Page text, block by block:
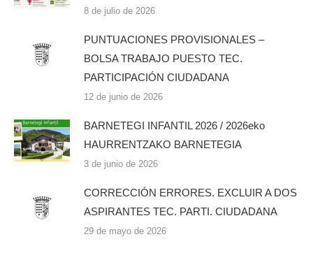
8 de julio de 2026
PUNTUACIONES PROVISIONALES –
BOLSA TRABAJO PUESTO TEC.
PARTICIPACIÓN CIUDADANA
12 de junio de 2026
BARNETEGI INFANTIL 2026 / 2026eko
HAURRENTZAKO BARNETEGIA
3 de junio de 2026
CORRECCIÓN ERRORES. EXCLUIR A DOS
ASPIRANTES TEC. PARTI. CIUDADANA
29 de mayo de 2026